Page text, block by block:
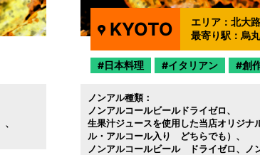
KYOTO エリア：北大路
最寄り駅：烏
日本料理 イタリアン 創
ノンアル種類：
ノンアルコールビールドライゼロ
生果汁ジュースを使用した当店オリジ
ル・アルコール入り どちらでも）
ノンアルコールビール ドライゼロ
ノ